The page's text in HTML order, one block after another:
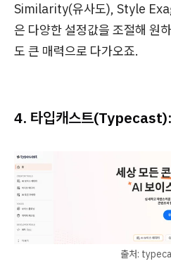
Similarity(유사도), Style
은 다양한 설정값을 조절해 원
도 큰 매력으로 다가오죠.
4. 타입캐스트(Typecast):
출처: